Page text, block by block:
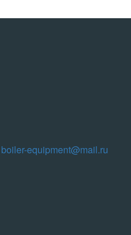
boiler-equipment@mail.ru